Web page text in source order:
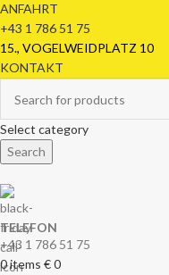
ANFAHRT
+43 1 786 51 75
15., VOGELWEIDPLATZ 10
KONTAKT
Select category
Search
TELEFON
+43 1 786 51 75
0items €0